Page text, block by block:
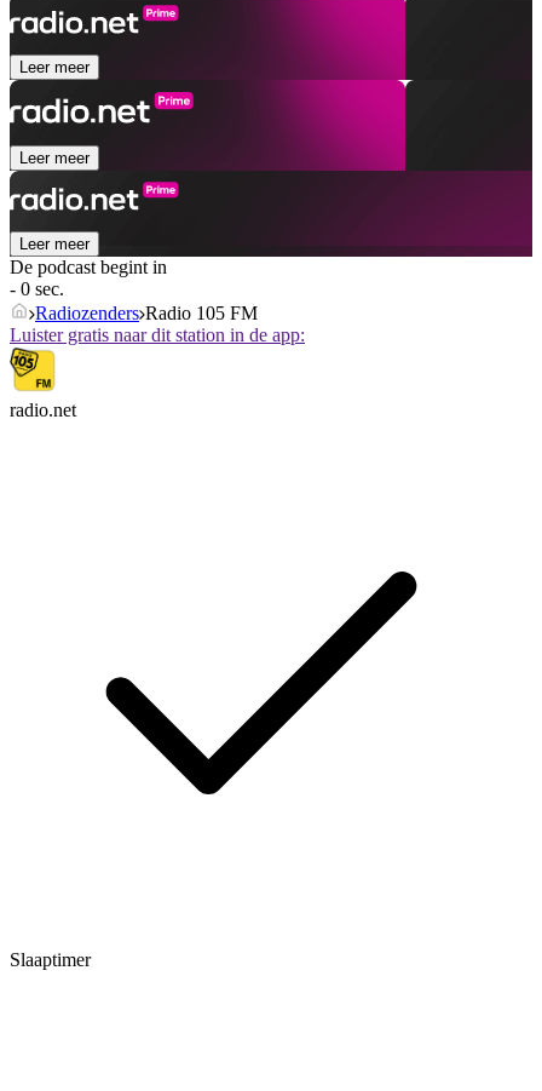
Leer meer
Leer meer
Leer meer
De podcast begint in
- 0 sec.
Radiozenders Radio 105 FM
Luister gratis naar dit station in de app:
radio.net
Slaaptimer